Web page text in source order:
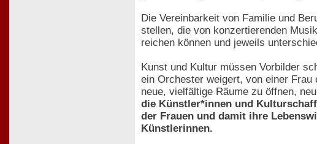
Die Vereinbarkeit von Familie und
stellen, die von konzertierenden
reichen können und jeweils
Kunst und Kultur müssen Vorbilder
ein Orchester weigert, von einer
neue, vielfältige Räume zu öffnen,
die Künstler*innen und
der Frauen und damit ihre
Künstlerinnen.